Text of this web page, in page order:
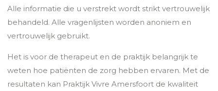
Alle informatie die u verstrekt wordt strikt vertrouwelijk
behandeld. Alle vragenlijsten worden anoniem en
vertrouwelijk gebruikt.
Het is voor de therapeut en de praktijk belangrijk te
weten hoe patiënten de zorg hebben ervaren. Met de
resultaten kan Praktijk Vivre Amersfoort de kwaliteit